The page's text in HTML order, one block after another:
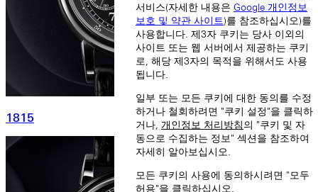
1815
서비스(자세한 내용은 Google 개인정보
보호 및 약관 사이트)를 참조하십시오)를
사용합니다. 제3자 쿠키는 당사 이외의
사이트 또는 웹 서버에서 제공하는 쿠키
로, 해당 제3자의 목적을 위해서도 사용
됩니다.
일부 또는 모든 쿠키에 대한 동의를 수정
하거나 철회하려면 "쿠키 설정"을 클릭하
거나, 개인정보 처리방침의 "쿠키 및 자
동으로 수집하는 정보" 섹션을 참조하여
자세히 알아보십시오.
모든 쿠키의 사용에 동의하시려면 "모두
허용"을 클릭하십시오.